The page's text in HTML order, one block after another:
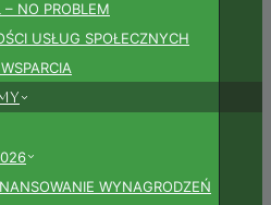
– NO PROBLEM
USŁUG SPOŁECZNYCH
WYNAGRODZEŃ